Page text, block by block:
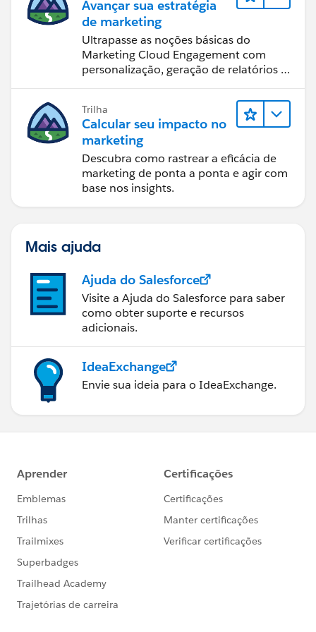
Avançar sua estratégia
de marketing
Ultrapasse as noções básicas do
Marketing Cloud Engagement com
personalização, geração de relatórios e
Trilha
Calcular seu impacto no
marketing
Descubra como rastrear a eficácia de
marketing de ponta a ponta e agir com
base nos insights.
Mais ajuda
Ajuda do Salesforce
Visite a Ajuda do Salesforce para saber
como obter suporte e recursos
adicionais.
IdeaExchange
Envie sua ideia para o IdeaExchange.